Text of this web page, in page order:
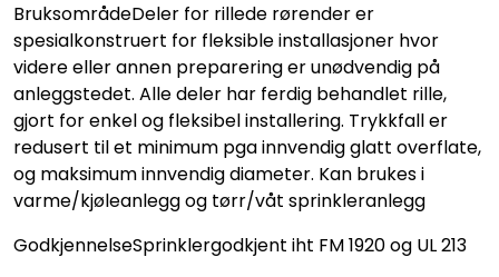
BruksområdeDeler for rillede rørender er
spesialkonstruert for fleksible installasjoner hvor
videre eller annen preparering er unødvendig på
anleggstedet. Alle deler har ferdig behandlet rille,
gjort for enkel og fleksibel installering. Trykkfall er
redusert til et minimum pga innvendig glatt overflate,
og maksimum innvendig diameter. Kan brukes i
varme/kjøleanlegg og tørr/våt sprinkleranlegg
GodkjennelseSprinklergodkjent iht FM 1920 og UL 213